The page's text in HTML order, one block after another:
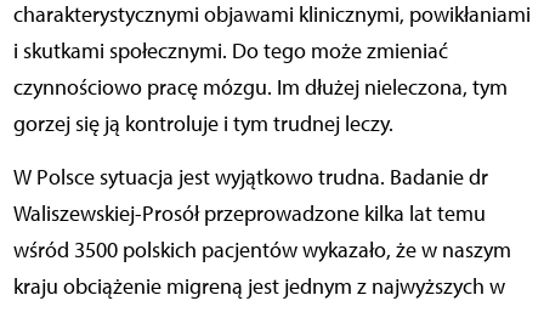
charakterystycznymi objawami klinicznymi, powikłaniami
i skutkami społecznymi. Do tego może zmieniać
czynnościowo pracę mózgu. Im dłużej nieleczona, tym
gorzej się ją kontroluje i tym trudnej leczy.
W Polsce sytuacja jest wyjątkowo trudna. Badanie dr
Waliszewskiej-Prosół przeprowadzone kilka lat temu
wśród 3500 polskich pacjentów wykazało, że w naszym
kraju obciążenie migreną jest jednym z najwyższych w